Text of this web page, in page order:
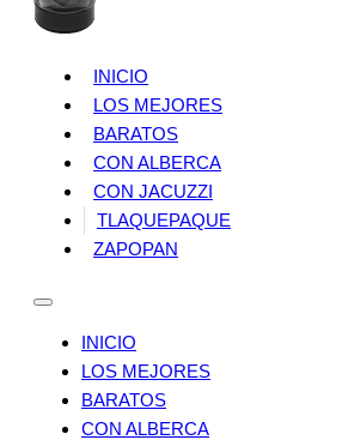
INICIO
LOS MEJORES
BARATOS
CON ALBERCA
CON JACUZZI
TLAQUEPAQUE
ZAPOPAN
INICIO
LOS MEJORES
BARATOS
CON ALBERCA